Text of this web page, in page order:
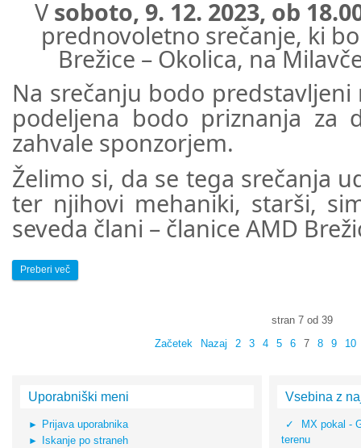
V soboto, 9. 12. 2023, ob
prednovoletno srečanje, ki
Brežice – Okolica, na
Na srečanju bodo
podeljena bodo priznanja za
zahvale sponzorjem.
Želimo si, da se tega srečanja
ter njihovi mehaniki, starši,
seveda člani – članice AMD
Preberi več
stran 7 od 39
Začetek
Nazaj 2 3 4 5 6 7 8 9 10
Uporabniški meni
Prijava uporabnika
Iskanje po straneh
Vsebina z
MX pokal -
terenu